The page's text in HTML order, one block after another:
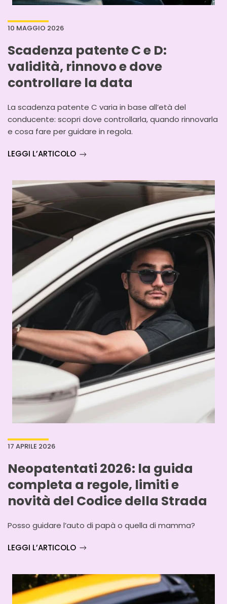
10 MAGGIO 2026
Scadenza patente C e D:
validità, rinnovo e dove
controllare la data
La scadenza patente C varia in base all’età del
conducente: scopri dove controllarla, quando rinnovarla
e cosa fare per guidare in regola.
LEGGI L’ARTICOLO
17 APRILE 2026
Neopatentati 2026: la guida
completa a regole, limiti e
novità del Codice della Strada
Posso guidare l’auto di papà o quella di mamma?
LEGGI L’ARTICOLO